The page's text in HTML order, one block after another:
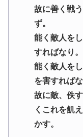
故に善く戦
ず。
能く敵人を
すればなり。
能く敵人を
を害すればな
故に敵、佚
くこれを飢
かす。